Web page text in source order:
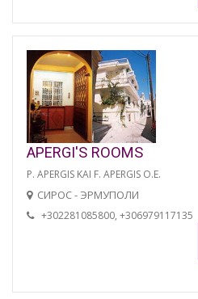
APERGI'S ROOMS
P. APERGIS KAI F. APERGIS O.E.
СИРОС - ЭРМУПОЛИ
+302281085800, +306979117135